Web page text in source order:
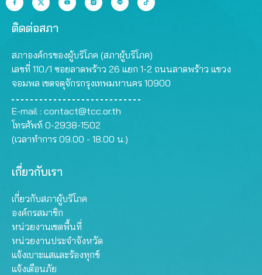
ติดต่อสภา
สภาองค์กรของผู้บริโภค (สภาผู้บริโภค)
เลขที่ 110/1 ซอยลาดพร้าว 26 แยก 1-2 ถนนลาดพร้าว แขวง
จอมพล เขตจตุจักรกรุงเทพมหานคร 10900
E-mail : contact@tcc.or.th
โทรศัพท์ 0-2938-1502
(เวลาทำการ 09.00 - 18.00 น.)
เกี่ยวกับเรา
เกี่ยวกับสภาผู้บริโภค
องค์กรสมาชิก
หน่วยงานเขตพื้นที่
หน่วยงานประจำจังหวัด
แจ้งเบาะแสและร้องทุกข์
แจ้งเตือนภัย